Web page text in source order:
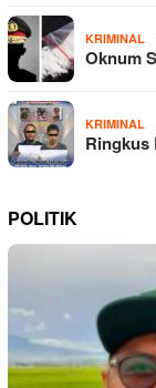
KRIMINAL
Oknum
KRIMINAL
Ringkus
POLITIK